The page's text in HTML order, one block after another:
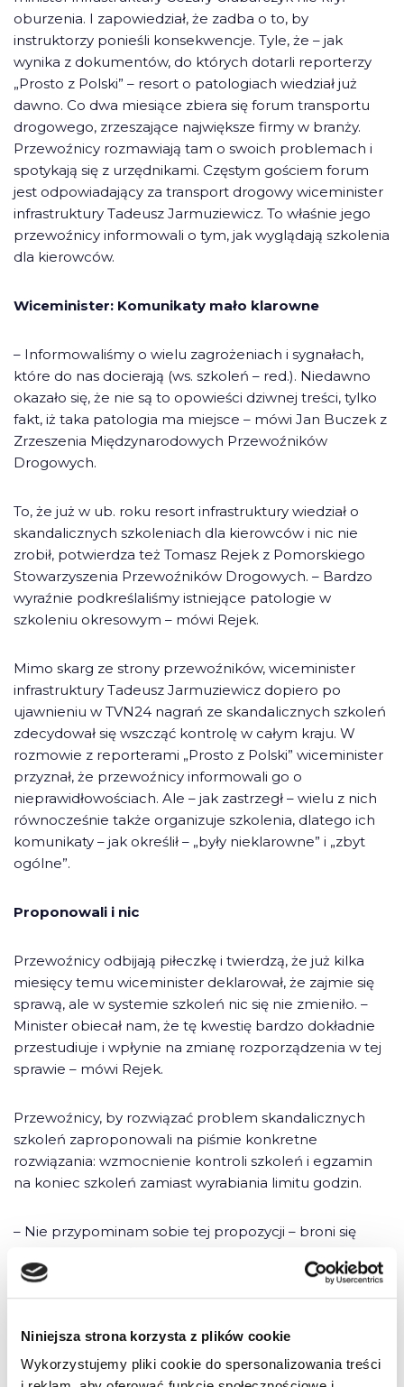
Niniejsza strona korzysta z plików cookie
Wykorzystujemy pliki cookie do spersonalizowania treści
oburzenia. I zapowiedział, że zadba o to, by
instruktorzy ponieśli konsekwencje. Tyle, że – jak
wynika z dokumentów, do których dotarli reporterzy
„Prosto z Polski” – resort o patologiach wiedział już
dawno. Co dwa miesiące zbiera się forum transportu
drogowego, zrzeszające największe firmy w branży.
Przewoźnicy rozmawiają tam o swoich problemach i
spotykają się z urzędnikami. Częstym gościem forum
jest odpowiadający za transport drogowy wiceminister
infrastruktury Tadeusz Jarmuziewicz. To właśnie jego
przewoźnicy informowali o tym, jak wyglądają szkolenia
dla kierowców.
Wiceminister: Komunikaty mało klarowne
– Informowaliśmy o wielu zagrożeniach i sygnałach,
które do nas docierają (ws. szkoleń – red.). Niedawno
okazało się, że nie są to opowieści dziwnej treści, tylko
fakt, iż taka patologia ma miejsce – mówi Jan Buczek z
Zrzeszenia Międzynarodowych Przewoźników
Drogowych.
To, że już w ub. roku resort infrastruktury wiedział o
skandalicznych szkoleniach dla kierowców i nic nie
zrobił, potwierdza też Tomasz Rejek z Pomorskiego
Stowarzyszenia Przewoźników Drogowych. – Bardzo
wyraźnie podkreślaliśmy istniejące patologie w
szkoleniu okresowym – mówi Rejek.
Mimo skarg ze strony przewoźników, wiceminister
infrastruktury Tadeusz Jarmuziewicz dopiero po
ujawnieniu w TVN24 nagrań ze skandalicznych szkoleń
zdecydował się wszcząć kontrolę w całym kraju. W
rozmowie z reporterami „Prosto z Polski” wiceminister
przyznał, że przewoźnicy informowali go o
nieprawidłowościach. Ale – jak zastrzegł – wielu z nich
równocześnie także organizuje szkolenia, dlatego ich
komunikaty – jak określił – „były nieklarowne” i „zbyt
ogólne”.
Proponowali i nic
Przewoźnicy odbijają piłeczkę i twierdzą, że już kilka
miesięcy temu wiceminister deklarował, że zajmie się
sprawą, ale w systemie szkoleń nic się nie zmieniło. –
Minister obiecał nam, że tę kwestię bardzo dokładnie
przestudiuje i wpłynie na zmianę rozporządzenia w tej
sprawie – mówi Rejek.
Przewoźnicy, by rozwiązać problem skandalicznych
szkoleń zaproponowali na piśmie konkretne
rozwiązania: wzmocnienie kontroli szkoleń i egzamin
na koniec szkoleń zamiast wyrabiania limitu godzin.
– Nie przypominam sobie tej propozycji – broni się
że pod koniec maja urzędnicy resortu i wojewodów
zajmą się wypracowaniem nowych zasad szkoleń dla
– Szkoda, że dopiero teraz. Myślę, że można to było